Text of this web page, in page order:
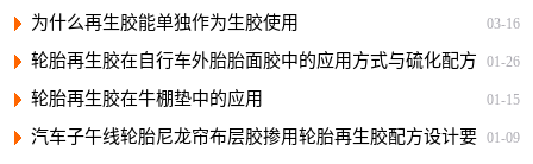
本配方
03-16
为什么再生胶能单独作为生胶使用
01-26
轮胎再生胶在自行车外胎胎面胶中的应用方式与硫化配方
01-15
轮胎再生胶在牛棚垫中的应用
01-09
汽车子午线轮胎尼龙帘布层胶掺用轮胎再生胶配方设计要